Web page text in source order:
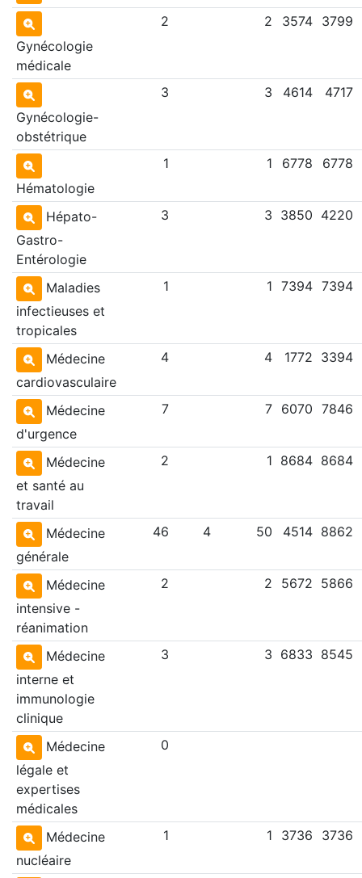
Gynécologie
médicale
2 2 3574 3799
Gynécologie-
obstétrique
3 3 4614 4717
Hématologie
1 1 6778 6778
Hépato-
Gastro-
Entérologie
3 3 3850 4220
Maladies
infectieuses et
tropicales
1 1 7394 7394
Médecine
cardiovasculaire
4 4 1772 3394
Médecine
d'urgence
7 7 6070 7846
Médecine
et santé au
travail
2 1 8684 8684
Médecine
générale
46 4 50 4514 8862
Médecine
intensive -
réanimation
2 2 5672 5866
Médecine
interne et
immunologie
clinique
3 3 6833 8545
Médecine
légale et
expertises
médicales
0
Médecine
nucléaire
1 1 3736 3736